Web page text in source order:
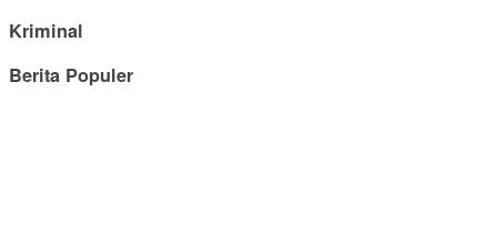
Kriminal
Berita Populer